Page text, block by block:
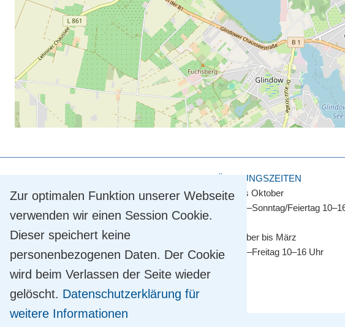
Zur optimalen Funktion unserer Webseite
verwenden wir einen Session Cookie.
Dieser speichert keine
personenbezogenen Daten. Der Cookie
wird beim Verlassen der Seite wieder
gelöscht. Datenschutzerklärung für
weitere Informationen
Touristinformation
Straße der Einheit 2
14548 Schwielowsee OT Caputh
Tel.+49 33209 769 769
info@schwielowsee-tourismus.de
ÖFFNUNGSZEITEN
April bis Oktober
Montag–Sonntag/Feiertag
November bis März
Montag–Freitag 10–16 Uhr